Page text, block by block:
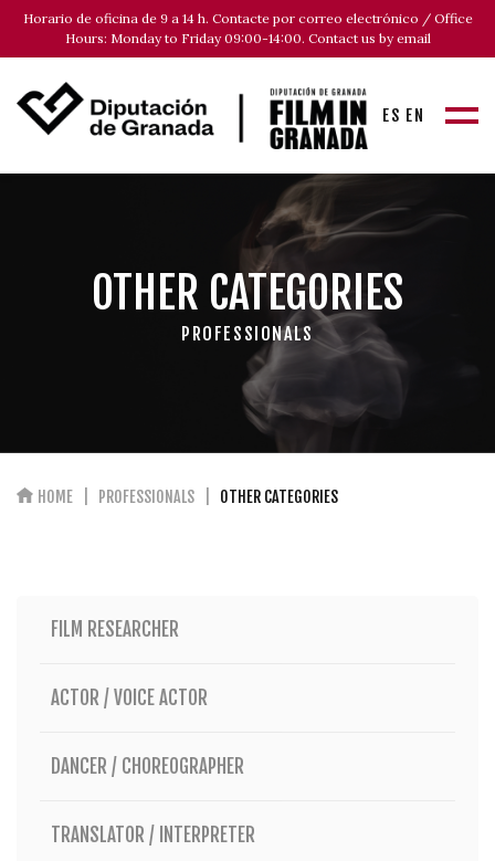
Horario de oficina de 9 a 14 h. Contacte por correo electrónico / Office
Hours: Monday to Friday 09:00-14:00. Contact us by email
ES EN
OTHER CATEGORIES
PROFESSIONALS
HOME PROFESSIONALS OTHER CATEGORIES
FILM RESEARCHER
ACTOR / VOICE ACTOR
DANCER / CHOREOGRAPHER
TRANSLATOR / INTERPRETER